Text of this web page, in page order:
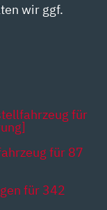
wir ggf.
für
für 87
für 342